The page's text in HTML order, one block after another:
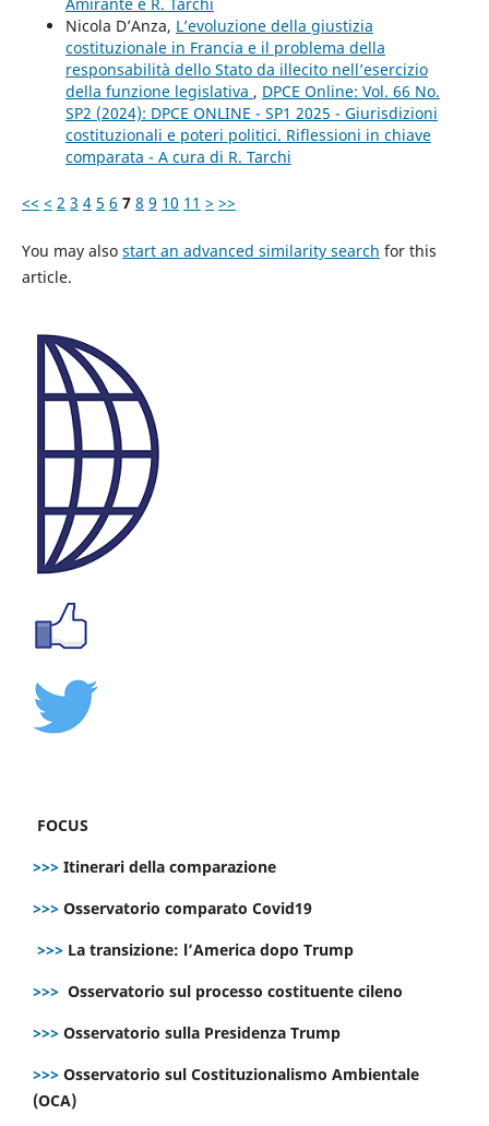
Nicola D’Anza, L’evoluzione della giustizia
costituzionale in Francia e il problema della
responsabilità dello Stato da illecito nell’esercizio
della funzione legislativa , DPCE Online: Vol. 66 No.
SP2 (2024): DPCE ONLINE - SP1 2025 - Giurisdizioni
costituzionali e poteri politici. Riflessioni in chiave
comparata - A cura di R. Tarchi
<< < 2 3 4 5 6 7 8 9 10 11 > >>
You may also start an advanced similarity search for this
article.
FOCUS
>>> Itinerari della comparazione
>>> Osservatorio comparato Covid19
>>> La transizione: l’America dopo Trump
>>> Osservatorio sul processo costituente cileno
>>> Osservatorio sulla Presidenza Trump
>>> Osservatorio sul Costituzionalismo Ambientale
(OCA)